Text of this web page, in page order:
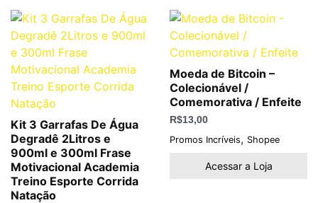
Kit 3 Garrafas De Água
Degradê 2Litros e
900ml e 300ml Frase
Motivacional Academia
Treino Esporte Corrida
Natação
Moeda de Bitcoin –
Colecionável /
Comemorativa / Enfeite
R$13,00
Promos Incríveis, Shopee
Acessar a Loja